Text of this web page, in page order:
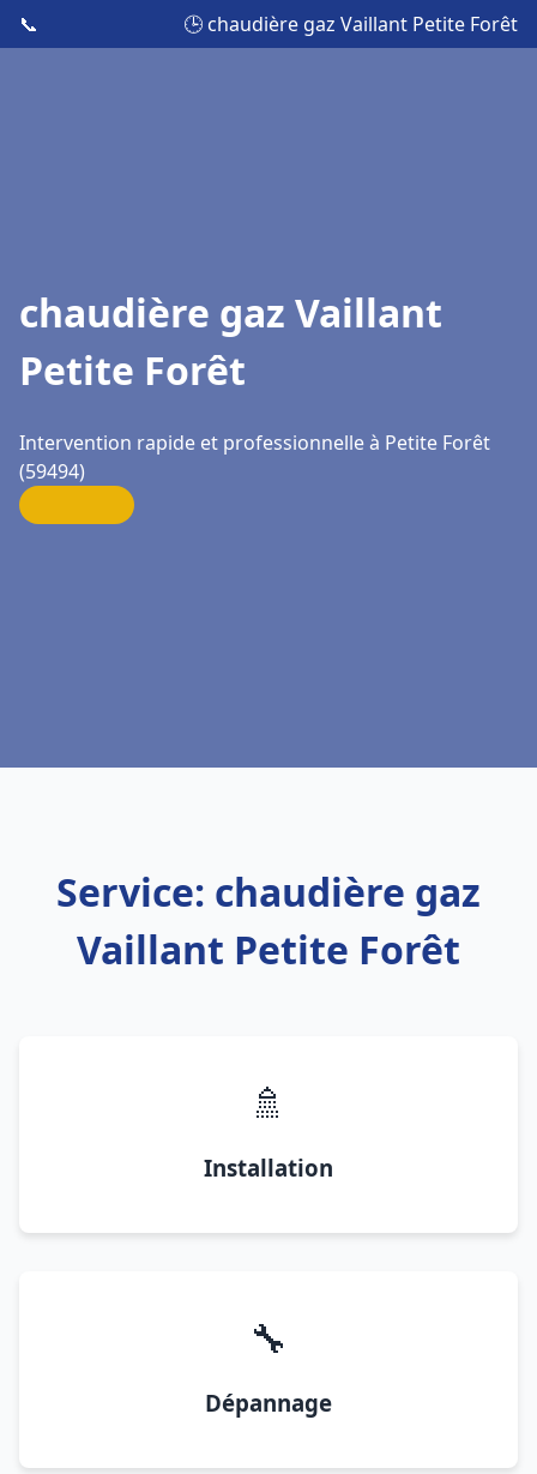
📞 🕒 chaudière gaz Vaillant Petite Forêt
chaudière gaz Vaillant
Petite Forêt
Intervention rapide et professionnelle à Petite Forêt
(59494)
Service: chaudière gaz
Vaillant Petite Forêt
🚿
Installation
🔧
Dépannage